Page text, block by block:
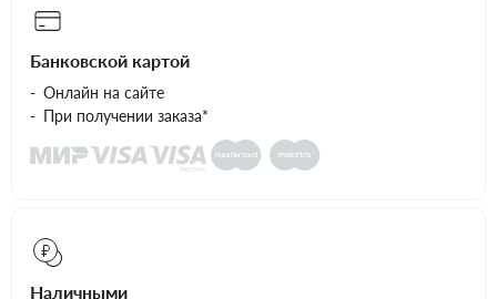
Банковской картой
Онлайн на сайте
При получении заказа*
Наличными